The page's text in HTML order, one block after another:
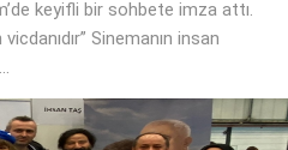
keyifli bir sohbete imza attı.
Sinemanın insan